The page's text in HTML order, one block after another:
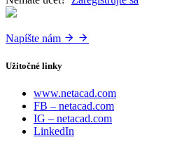
Napíšte nám
Užitočné linky
www.netacad.com
FB – netacad.com
IG – netacad.com
LinkedIn